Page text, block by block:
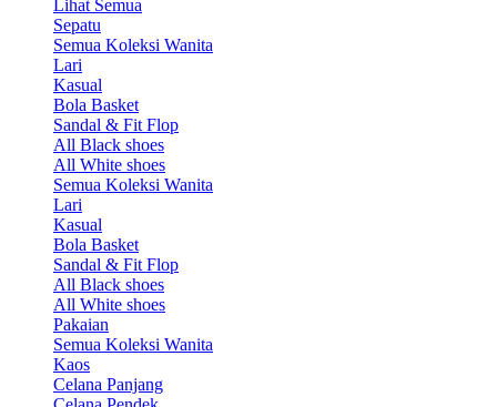
Lihat Semua
Sepatu
Semua Koleksi Wanita
Lari
Kasual
Bola Basket
Sandal & Fit Flop
All Black shoes
All White shoes
Semua Koleksi Wanita
Lari
Kasual
Bola Basket
Sandal & Fit Flop
All Black shoes
All White shoes
Pakaian
Semua Koleksi Wanita
Kaos
Celana Panjang